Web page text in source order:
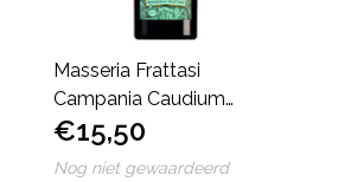
Masseria Frattasi
Campania Caudium
Aglianico
€15,50
Nog niet gewaardeerd